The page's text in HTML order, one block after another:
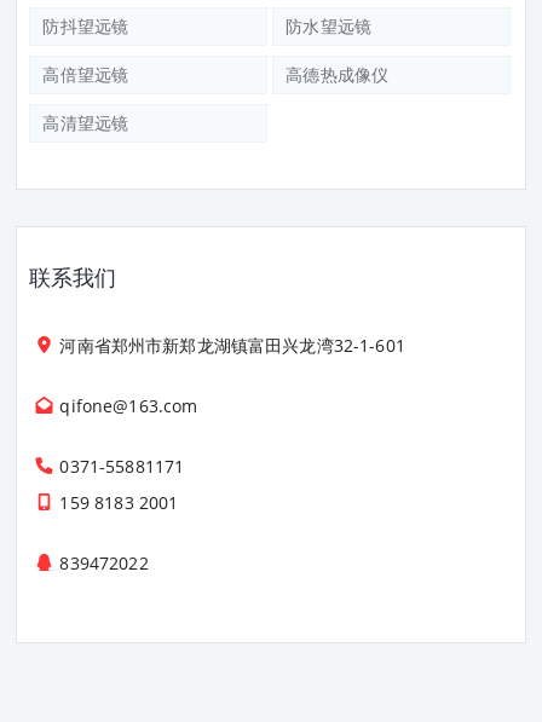
防抖望远镜 防水望远镜
高倍望远镜 高德热成像仪
高清望远镜
联系我们
河南省郑州市新郑龙湖镇富田兴龙湾32-1-601
qifone@163.com
0371-55881171
159 8183 2001
839472022